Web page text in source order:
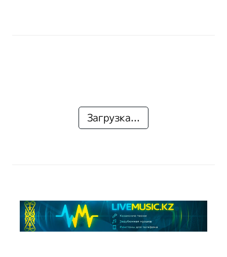
Загрузка...